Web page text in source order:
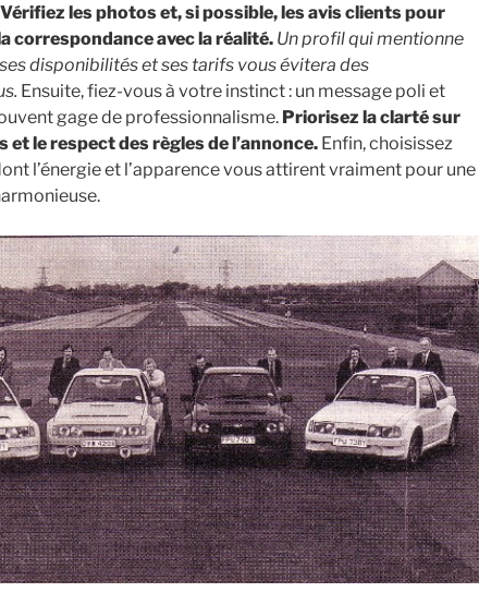
Vérifiez les photos et, si possible, les avis clients pour
correspondance avec la réalité. Un profil qui mentionne
disponibilités et ses tarifs vous évitera des
Ensuite, fiez-vous à votre instinct : un message poli et
gage de professionnalisme. Priorisez la clarté sur
et le respect des règles de l’annonce. Enfin, choisissez
l’énergie et l’apparence vous attirent vraiment pour une